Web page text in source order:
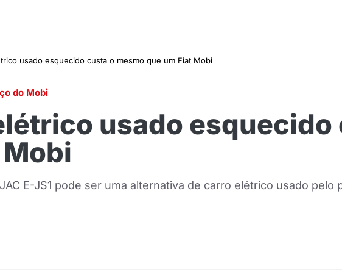
usado esquecido custa o mesmo que um Fiat Mobi
do Mobi
usado esquecido
E-JS1 pode ser uma alternativa de carro elétrico usado pelo